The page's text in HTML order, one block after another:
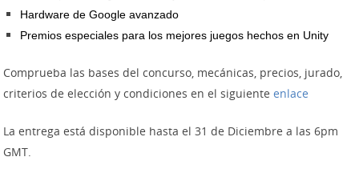
Hardware de Google avanzado
Premios especiales para los mejores juegos hechos en Unity
Comprueba las bases del concurso, mecánicas, precios, jurado,
criterios de elección y condiciones en el siguiente enlace
La entrega está disponible hasta el 31 de Diciembre a las 6pm
GMT.